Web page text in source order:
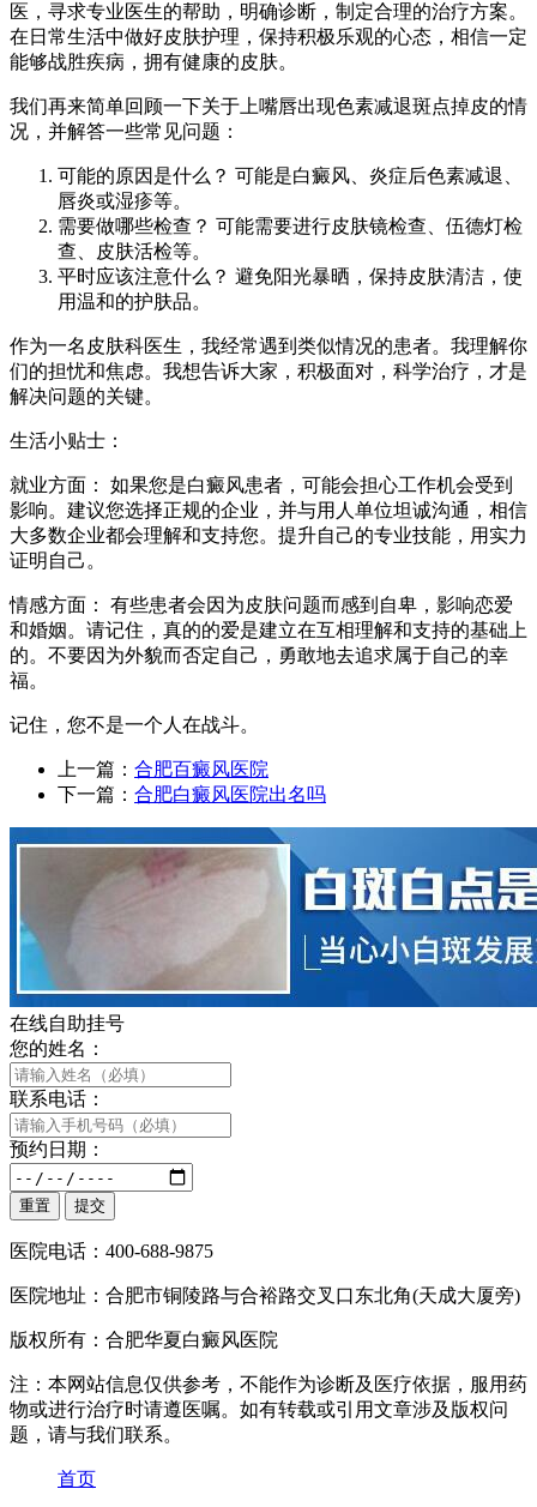
医，寻求专业医生的帮助，明确诊断，制定合理的治疗方案。
在日常生活中做好皮肤护理，保持积极乐观的心态，相信一定
能够战胜疾病，拥有健康的皮肤。
我们再来简单回顾一下关于上嘴唇出现色素减退斑点掉皮的情
况，并解答一些常见问题：
可能的原因是什么？ 可能是白癜风、炎症后色素减退、
唇炎或湿疹等。
需要做哪些检查？ 可能需要进行皮肤镜检查、伍德灯检
查、皮肤活检等。
平时应该注意什么？ 避免阳光暴晒，保持皮肤清洁，使
用温和的护肤品。
作为一名皮肤科医生，我经常遇到类似情况的患者。我理解你
们的担忧和焦虑。我想告诉大家，积极面对，科学治疗，才是
解决问题的关键。
生活小贴士：
就业方面： 如果您是白癜风患者，可能会担心工作机会受到
影响。建议您选择正规的企业，并与用人单位坦诚沟通，相信
大多数企业都会理解和支持您。提升自己的专业技能，用实力
证明自己。
情感方面： 有些患者会因为皮肤问题而感到自卑，影响恋爱
和婚姻。请记住，真的的爱是建立在互相理解和支持的基础上
的。不要因为外貌而否定自己，勇敢地去追求属于自己的幸
福。
记住，您不是一个人在战斗。
上一篇： 合肥百癜风医院
下一篇： 合肥白癜风医院出名吗
在线自助挂号
您的姓名：
联系电话：
预约日期：
医院电话：400-688-9875
医院地址：合肥市铜陵路与合裕路交叉口东北角(天成大厦旁)
版权所有：合肥华夏白癜风医院
注：本网站信息仅供参考，不能作为诊断及医疗依据，服用药
物或进行治疗时请遵医嘱。如有转载或引用文章涉及版权问
题，请与我们联系。
首页